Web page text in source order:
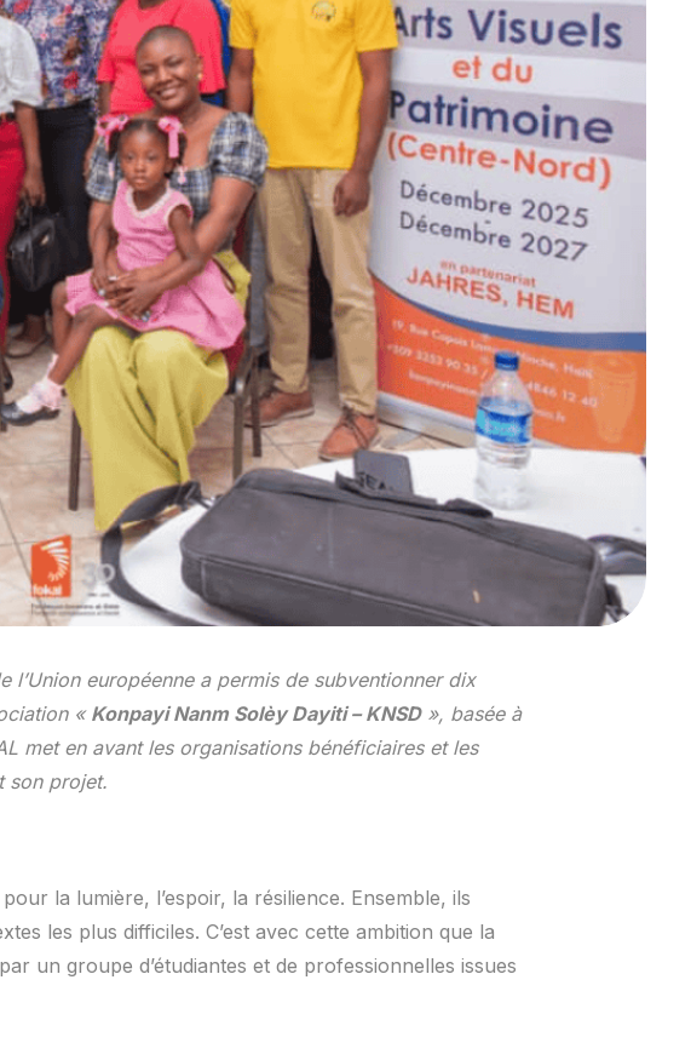
l’Union européenne a permis de subventionner dix
«Konpayi Nanm Solèy Dayiti – KNSD», basée à
met en avant les organisations bénéficiaires et les
son projet.
la lumière, l’espoir, la résilience. Ensemble, ils
les plus difficiles. C’est avec cette ambition que la
un groupe d’étudiantes et de professionnelles issues